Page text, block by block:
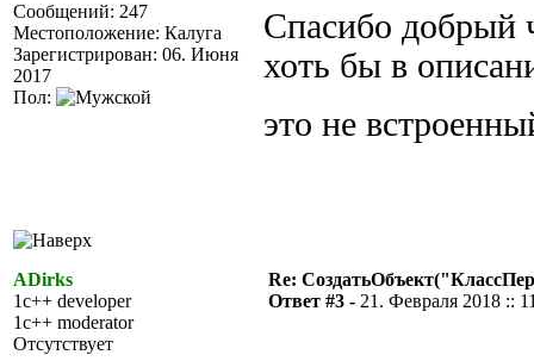
Сообщений: 247
Местоположение: Калуга
Зарегистрирован: 06. Июня
2017
Пол:
Спасибо добрый
хоть бы в
это не
ADirks
1c++ developer
1c++ moderator
Отсутствует
Re:
Ответ #3 - 21. Февраля 2018 ::